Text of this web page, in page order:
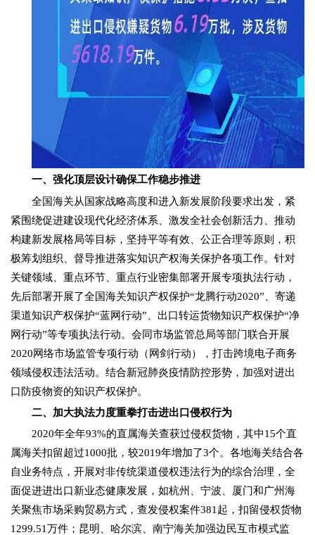
一、强化顶层设计确保工作稳步推进
全国海关从国家战略高度和进入新发展阶段要求出发，紧
紧围绕促进建设现代化经济体系、激发全社会创新活力、推动
构建新发展格局等目标，坚持平等有效、公正合理等原则，积
极筹划组织、督导推进落实知识产权海关保护各项工作。针对
关键领域、重点环节、重点行业密集部署开展专项执法行动，
先后部署开展了全国海关知识产权保护“龙腾行动2020”、寄递
渠道知识产权保护“蓝网行动”、出口转运货物知识产权保护“净
网行动”等专项执法行动。会同市场监管总局等部门联合开展
2020网络市场监管专项行动（网剑行动），打击跨境电子商务
领域侵权违法活动。结合新冠肺炎疫情防控形势，加强对进出
口防疫物资的知识产权保护。
二、加大执法力度重拳打击进出口侵权行为
2020年全年93%的直属海关查获过侵权货物，其中15个直
属海关扣留超过1000批，较2019年增加了3个。各地海关结合各
自业务特点，开展对非传统渠道侵权违法行为的综合治理，全
面促进进出口新业态健康发展，如杭州、宁波、厦门和广州海
关聚焦市场采购贸易方式，查发侵权案件381起，扣留侵权货物
1299.51万件；昆明、哈尔滨、南宁海关加强边民互市模式监